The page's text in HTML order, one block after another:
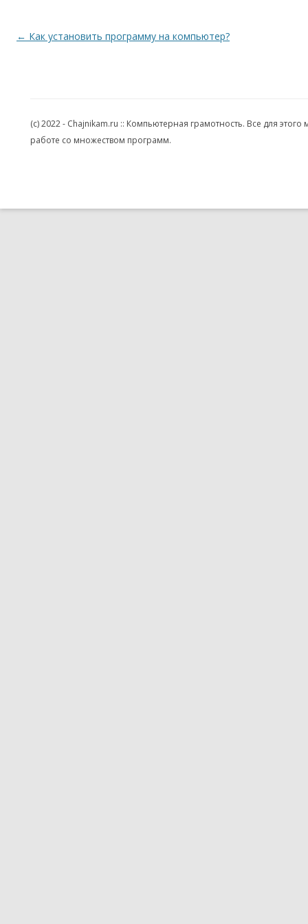
Навигация по записям
← Как установить программу на компьютер?
(c) 2022 - Chajnikam.ru :: Компьютерная грамотность. Все для
работе со множеством программ.